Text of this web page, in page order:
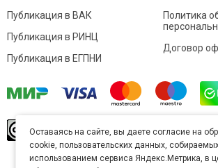
Публикация в ВАК
Публикация в РИНЦ
Публикация в ЕГПНИ
Политика
Договор
произведение доступно по
Commons «Attribution»
Непортированная.
Оставаясь на сайте, вы даете согласие на
cookie, пользовательских данных,
использованием сервиса Яндекс.Метрика, в